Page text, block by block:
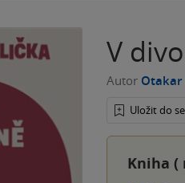
V
Autor Otakar
Uložit do
Kniha (